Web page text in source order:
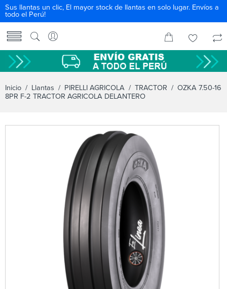
Sus llantas un clic, El mayor stock de llantas en solo lugar. Envíos a
todo el Perú!
Inicio / Llantas / PIRELLI AGRICOLA / TRACTOR / OZKA 7.50-16
8PR F-2 TRACTOR AGRICOLA DELANTERO